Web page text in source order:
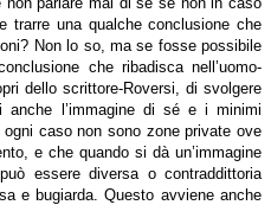
trarre una qualche conclusione che
Non lo so, ma se fosse possibile
che ribadisca nell’uomo-
dello scrittore-Roversi, di svolgere
anche l’immagine di sé e i minimi
caso non sono zone private ove
e che quando si dà un’immagine
essere diversa o contraddittoria
e bugiarda. Questo avviene anche